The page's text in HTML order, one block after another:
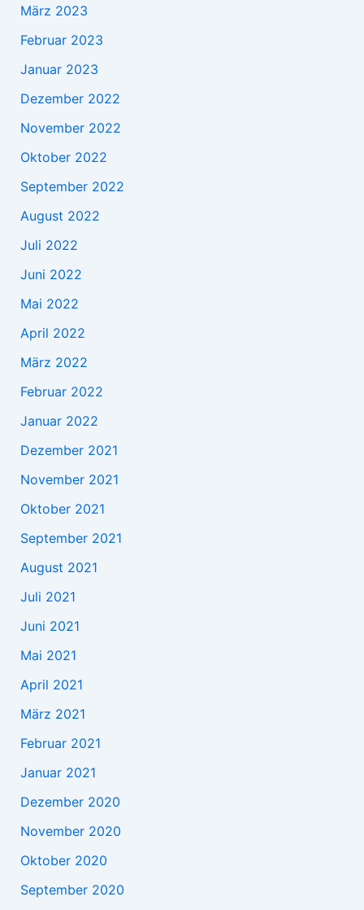
März 2023
Februar 2023
Januar 2023
Dezember 2022
November 2022
Oktober 2022
September 2022
August 2022
Juli 2022
Juni 2022
Mai 2022
April 2022
März 2022
Februar 2022
Januar 2022
Dezember 2021
November 2021
Oktober 2021
September 2021
August 2021
Juli 2021
Juni 2021
Mai 2021
April 2021
März 2021
Februar 2021
Januar 2021
Dezember 2020
November 2020
Oktober 2020
September 2020